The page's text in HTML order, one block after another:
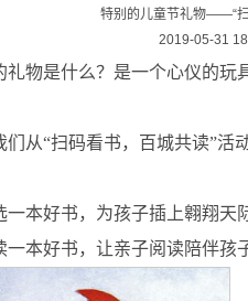
特别的儿童节礼物——“
2019-05-31
礼物是什么？是一个心仪的
从“扫码看书，百城共读”
本好书，为孩子插上翱翔天
本好书，让亲子阅读陪伴孩